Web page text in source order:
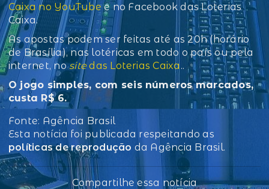
Caixa no YouTubee no Facebook das Loterias
Caixa.
As apostas podem ser feitas até as 20h (horário
de Brasília), nas lotéricas em todo o país ou pela
internet, nositedas Loterias Caixa ..
O jogo simples, com seis números marcados,
custa R$ 6.
Fonte: Agência Brasil
Esta notícia foi publicada respeitando as
políticas de reprodução da Agência Brasil.
Compartilhe essa notícia